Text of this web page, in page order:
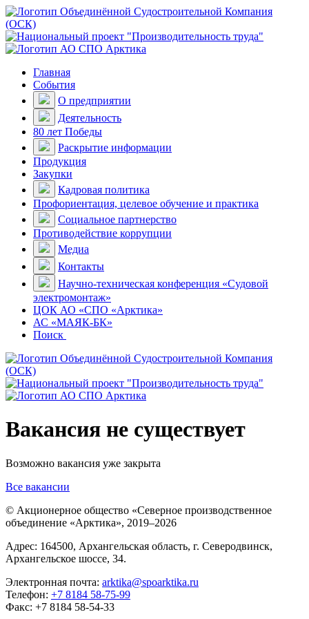
Главная
События
О предприятии
Деятельность
80 лет Победы
Раскрытие информации
Продукция
Закупки
Кадровая политика
Профориентация, целевое обучение и практика
Социальное партнерство
Противодействие коррупции
Медиа
Контакты
Научно-техническая конференция «Судовой
электромонтаж»
ЦОК АО «СПО «Арктика»
АС «МАЯК-БК»
Поиск
Вакансия не существует
Возможно вакансия уже закрыта
Все вакансии
© Акционерное общество «Северное производственное
объединение «Арктика», 2019–2026
Адрес: 164500, Архангельская область, г. Северодвинск,
Архангельское шоссе, 34.
Электронная почта: arktika@spoarktika.ru
Телефон: +7 8184 58-75-99
Факс: +7 8184 58-54-33